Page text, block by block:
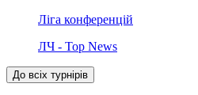
Ліга конференцій
ЛЧ - Top News
До всіх турнірів